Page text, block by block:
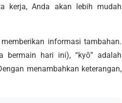
kerja, Anda akan lebih mudah
informasi tambahan.
bermain hari ini), “kyō” adalah
menambahkan keterangan,